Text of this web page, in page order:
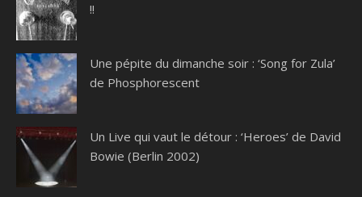
!!
Une pépite du dimanche soir : ‘Song for Zula’
de Phosphorescent
Un Live qui vaut le détour : ‘Heroes’ de David
Bowie (Berlin 2002)